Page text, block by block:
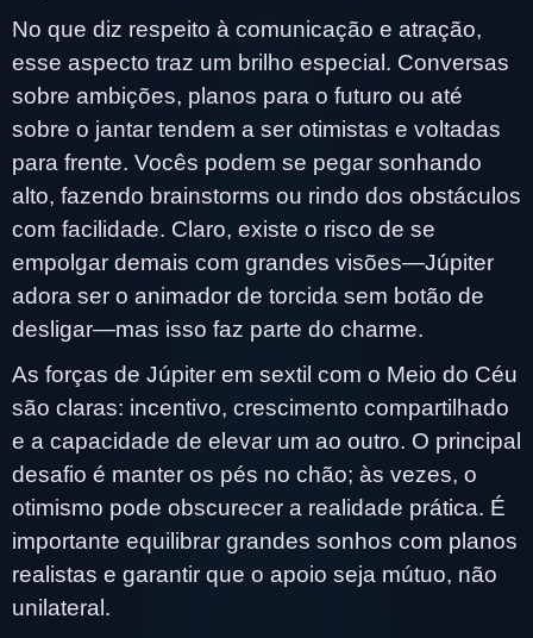
No que diz respeito à comunicação e atração,
esse aspecto traz um brilho especial. Conversas
sobre ambições, planos para o futuro ou até
sobre o jantar tendem a ser otimistas e voltadas
para frente. Vocês podem se pegar sonhando
alto, fazendo brainstorms ou rindo dos obstáculos
com facilidade. Claro, existe o risco de se
empolgar demais com grandes visões—Júpiter
adora ser o animador de torcida sem botão de
desligar—mas isso faz parte do charme.
As forças de Júpiter em sextil com o Meio do Céu
são claras: incentivo, crescimento compartilhado
e a capacidade de elevar um ao outro. O principal
desafio é manter os pés no chão; às vezes, o
otimismo pode obscurecer a realidade prática. É
importante equilibrar grandes sonhos com planos
realistas e garantir que o apoio seja mútuo, não
unilateral.